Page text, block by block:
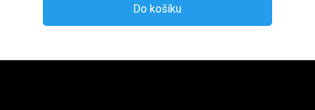
Do košíku